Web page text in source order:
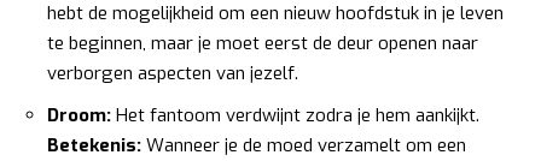
hebt de mogelijkheid om een nieuw hoofdstuk in je leven
te beginnen, maar je moet eerst de deur openen naar
verborgen aspecten van jezelf.
Droom: Het fantoom verdwijnt zodra je hem aankijkt.
Betekenis: Wanneer je de moed verzamelt om een